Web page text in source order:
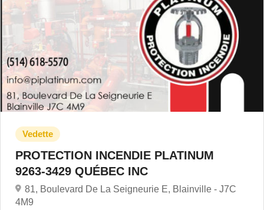
PROTECTION INCENDIE PLATINUM
9263-3429 QUÉBEC INC
81, Boulevard De La Seigneurie E, Blainville - J7C
4M9